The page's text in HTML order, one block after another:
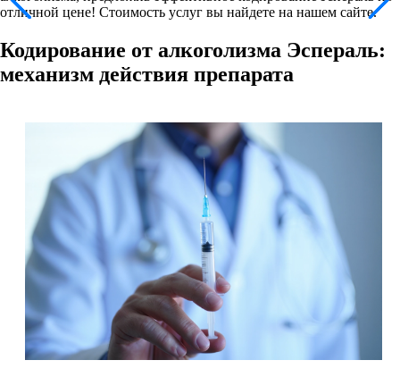
отличной цене! Стоимость услуг вы найдете на нашем сайте.
Кодирование от алкоголизма Эспераль:
механизм действия препарата